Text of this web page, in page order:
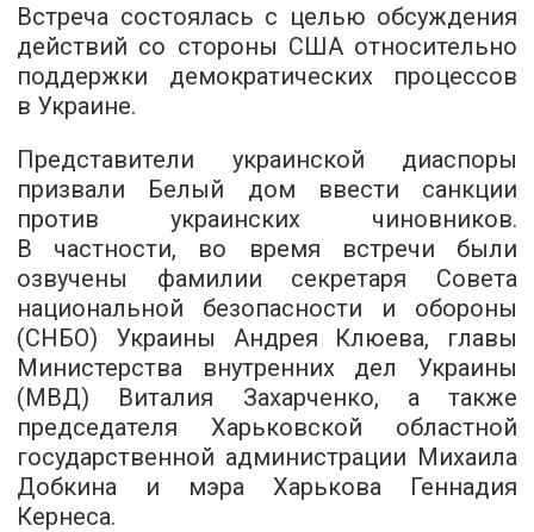
Встреча состоялась с целью обсуждения
действий со стороны США относительно
поддержки демократических процессов
в Украине.
Представители украинской диаспоры
призвали Белый дом ввести санкции
против украинских чиновников.
В частности, во время встречи были
озвучены фамилии секретаря Совета
национальной безопасности и обороны
(СНБО) Украины Андрея Клюева, главы
Министерства внутренних дел Украины
(МВД) Виталия Захарченко, а также
председателя Харьковской областной
государственной администрации Михаила
Добкина и мэра Харькова Геннадия
Кернеса.